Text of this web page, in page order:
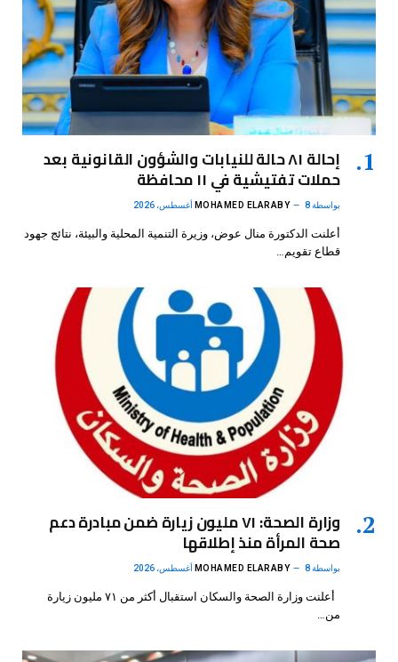
إحالة ٨١ حالة للنيابات والشؤون القانونية بعد
حملات تفتيشية في ١١ محافظة
بواسطة MOHAMED ELARABY 8 أغسطس، 2026
أعلنت الدكتورة منال عوض، وزيرة التنمية المحلية والبيئة، نتائج جهود
قطاع تقويم…
وزارة الصحة: ٧١ مليون زيارة ضمن مبادرة دعم
صحة المرأة منذ إطلاقها
بواسطة MOHAMED ELARABY 8 أغسطس، 2026
أعلنت وزارة الصحة والسكان استقبال أكثر من ٧١ مليون زيارة
من…